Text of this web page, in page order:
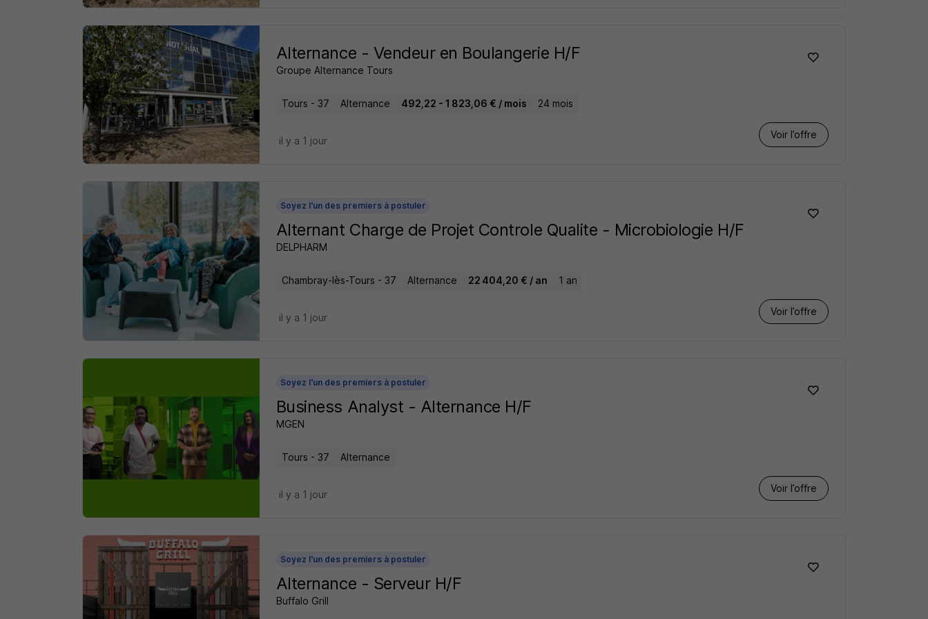
Alternance - Vendeur en Boulangerie H/F
Groupe Alternance Tours
Tours - 37 Alternance 492,22 - 1 823,06 € / mois 24 mois
Voir l’offre
il y a 1 jour
Soyez l'un des premiers à postuler
Alternant Charge de Projet Controle Qualite - Microbiologie H/F
DELPHARM
Chambray-lès-Tours - 37 Alternance 22 404,20 € / an 1 an
Voir l’offre
il y a 1 jour
Soyez l'un des premiers à postuler
Business Analyst - Alternance H/F
MGEN
Tours - 37 Alternance
Voir l’offre
il y a 1 jour
Soyez l'un des premiers à postuler
Alternance - Serveur H/F
Buffalo Grill